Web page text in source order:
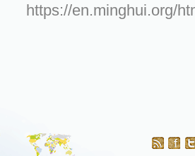
https://en.minghui.org/